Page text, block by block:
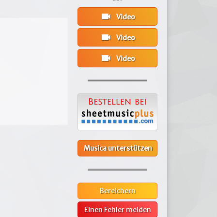
videocam Video
videocam Video
videocam Video
Musica unterstützen
Bereichern
Einen Fehler melden